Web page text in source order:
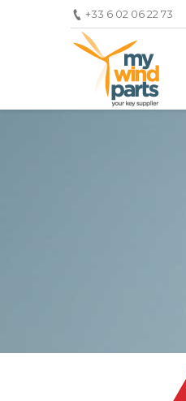
+33 6 02 06 22 73